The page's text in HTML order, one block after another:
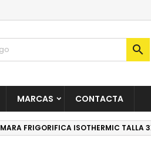

MARCAS CONTACTA
FRIGORIFICA ISOTHERMIC TALLA